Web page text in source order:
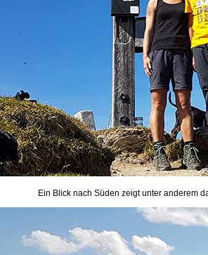
Ein Blick nach Süden zeigt unter anderem